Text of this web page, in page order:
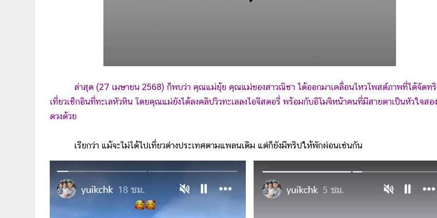
ล่าสุด (27 เมษายน 2568) ก็พบว่า คุณแม่ยุ้ย คุณแม่ของสาวณิชา ได้ออกมาเคลื่อนไหวโพสต์ภาพที่ได้จัดท
เที่ยวเช็กอินที่ทะเลหัวหิน โดยคุณแม่ยังได้ลงคลิปวิวทะเลลงไอจีสตอรี่ พร้อมกับอีโมจิหน้าคนที่มีสายตาเป็นหัวใจสอง
ดวงด้วย
เรียกว่า แม้จะไม่ได้ไปเที่ยวต่างประเทศตามแพลนเดิม แต่ก็ยังมีทริปให้พักผ่อนเช่นกัน